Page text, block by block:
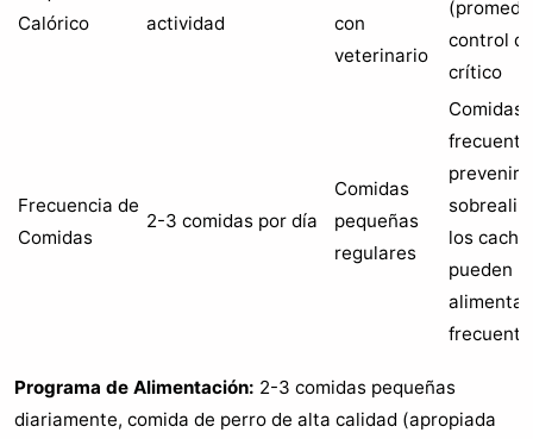
Calórico
actividad
con
veterinario
control
crítico
Frecuencia de
Comidas
2-3 comidas por día
Comidas
pequeñas
regulares
Comidas
prevenir
los
pueden
frecuente
Programa de Alimentación: 2-3 comidas pequeñas
diariamente, comida de perro de alta calidad (apropiada